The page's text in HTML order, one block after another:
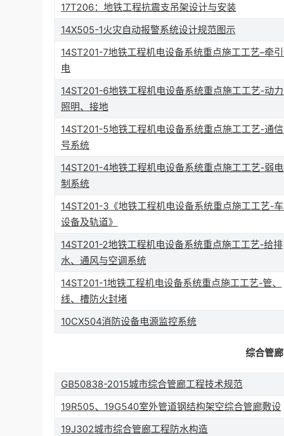
17T206：地铁工程抗震支吊架设计与安装
14X505-1火灾自动报警系统设计规范图示
14ST201-7地铁工程机电设备系统重点施工工艺–牵
电
14ST201-6地铁工程机电设备系统重点施工工艺-动力
照明、接地
14ST201-5地铁工程机电设备系统重点施工工艺-通
号系统
14ST201-4地铁工程机电设备系统重点施工工艺-弱
制系统
14ST201-3《地铁工程机电设备系统重点施工工艺-
设备及轨道》
14ST201-2地铁工程机电设备系统重点施工工艺-给排
水、通风与空调系统
14ST201-1地铁工程机电设备系统重点施工工艺-管、
线、槽防火封堵
10CX504消防设备电源监控系统
综合管
GB50838-2015城市综合管廊工程技术规范
19R505、19G540室外管道钢结构架空综合管廊敷设
19J302城市综合管廊工程防水构造